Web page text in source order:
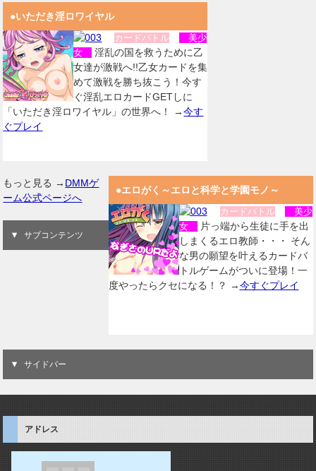
●いただき淫ロワイヤル
カードバトル
美少
女
淫乱の国を救うために乙
女達が激戦へ!!乙女カードを集
めて激戦を勝ち抜こう！今す
ぐ淫乱エロカードGETしに
「いただき淫ロワイヤル」の世界へ！ →今す
ぐプレイ
●エロがく～エロと科学と学園モノ～
カードバトル
美少
女
片っ端から生徒に手を出
しまくるエロ教師・・・ そん
な男の願望を叶えるカードバ
トルゲームがついに登場！一
度やったらクセになる！？ →今すぐプレイ
もっと見る → DMMゲ
ーム公式ページへ
サブコンテンツ
サイドバー
アドレス